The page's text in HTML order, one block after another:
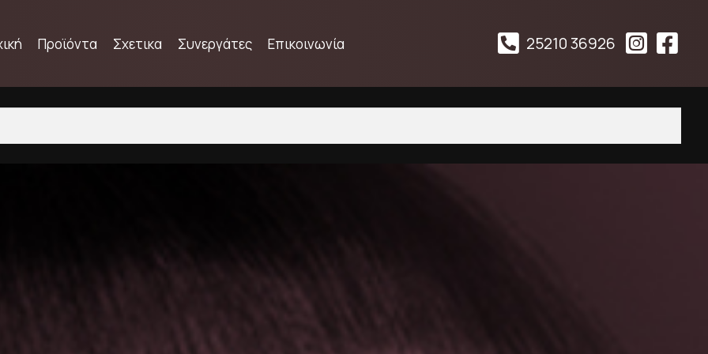
Προϊόντα Σχετικα Συνεργάτες Επικοινωνία 25210 36926